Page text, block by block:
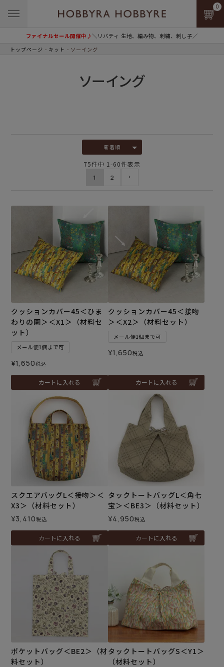
ファイナルセール開催中♪＼リバティ 生地、編み物、刺繍、刺し子／
0
トップページ キット ソーイング
ソーイング
新着順
75件中 1 -60件表示
1 2
クッションカバー45＜ひま
わりの園＞＜X1＞（材料セ
ット）
メール便1個まで可
¥1,650税込
カートに入れる
クッションカバー45＜接吻
＞＜X2＞（材料セット）
メール便1個まで可
¥1,650税込
カートに入れる
スクエアバッグL＜接吻＞＜
X3＞（材料セット）
¥3,410税込
カートに入れる
タックトートバッグL＜角七
宝＞＜BE3＞（材料セット）
¥4,950税込
カートに入れる
ポケットバッグ＜BE2＞（材
料セット）
タックトートバッグS＜Y1＞
（材料セット）